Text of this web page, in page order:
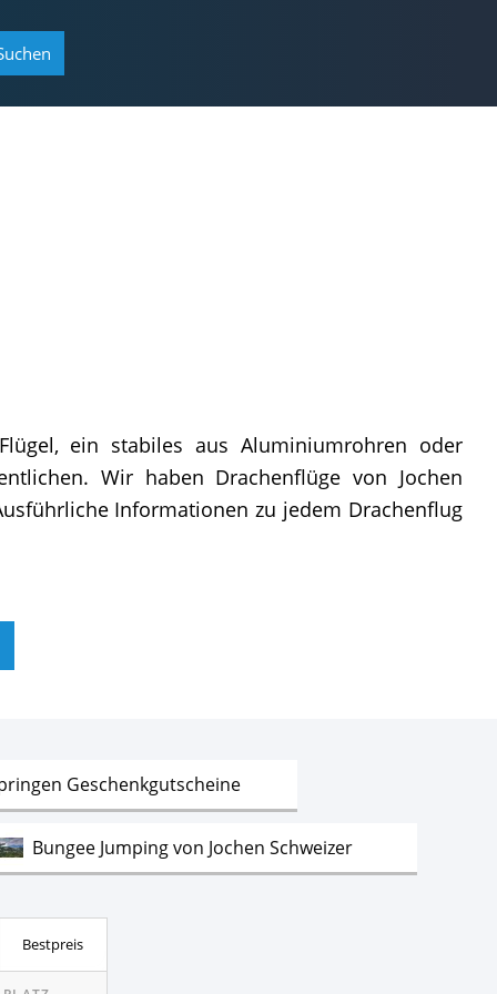
ein stabiles aus Aluminiumrohren oder
Wir haben Drachenflüge von Jochen
Informationen zu jedem Drachenflug
GeschenkgutscheineTest
Bungee Jumping von Jochen SchweizerTest
von Jochen Schweizer
Bestpreis